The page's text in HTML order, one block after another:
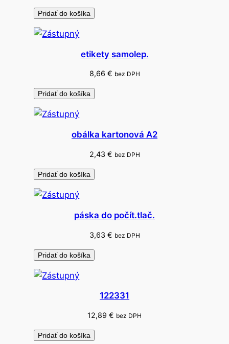
v
é
k
v
é
Pridať do košíka
etikety samolep.
8,66 € bez DPH
Pridať do košíka
obálka kartonová A2
2,43 € bez DPH
Pridať do košíka
páska do počít.tlač.
3,63 € bez DPH
Pridať do košíka
122331
12,89 € bez DPH
Pridať do košíka